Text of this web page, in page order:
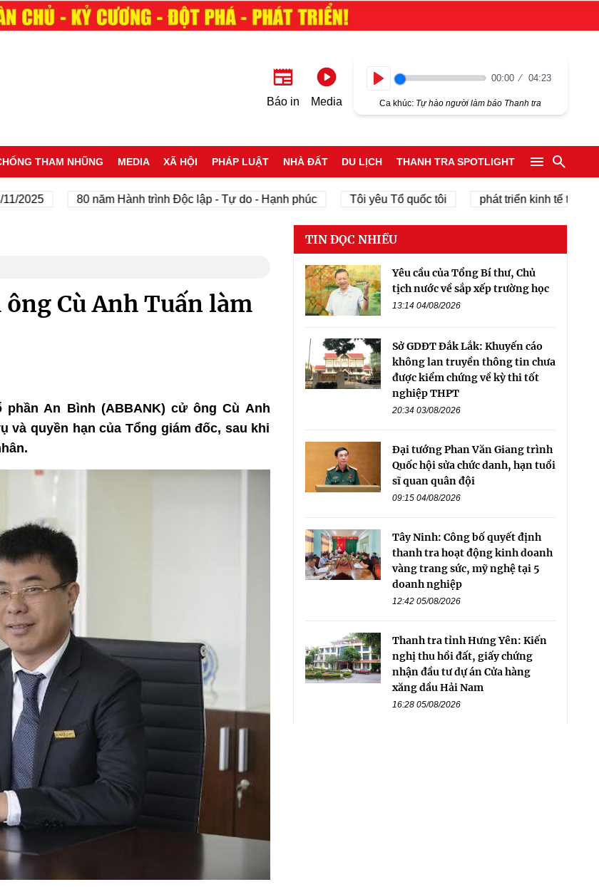
Báo in Media
00:00 04:23
Ca khúc: Tự hào người làm báo Thanh tra
THAM NHŨNG MEDIA XÃ HỘI PHÁP LUẬT NHÀ ĐẤT DU LỊCH THANH TRA SPOTLIGHT
80 năm Hành trình Độc lập - Tự do - Hạnh phúc Tôi yêu Tổ quốc tôi phát triển kinh tế tư nhân
Cù Anh Tuấn làm
An Bình (ABBANK) cử ông Cù Anh
và quyền hạn của Tổng giám đốc, sau khi
TIN ĐỌC NHIỀU
Yêu cầu của Tổng Bí thư, Chủ
tịch nước về sắp xếp trường học
13:14 04/08/2026
Sở GDĐT Đắk Lắk: Khuyến cáo
không lan truyền thông tin chưa
được kiểm chứng về kỳ thi tốt
nghiệp THPT
20:34 03/08/2026
Đại tướng Phan Văn Giang trình
Quốc hội sửa chức danh, hạn tuổi
sĩ quan quân đội
09:15 04/08/2026
Tây Ninh: Công bố quyết định
thanh tra hoạt động kinh doanh
vàng trang sức, mỹ nghệ tại 5
doanh nghiệp
12:42 05/08/2026
Thanh tra tỉnh Hưng Yên: Kiến
nghị thu hồi đất, giấy chứng
nhận đầu tư dự án Cửa hàng
xăng dầu Hải Nam
16:28 05/08/2026